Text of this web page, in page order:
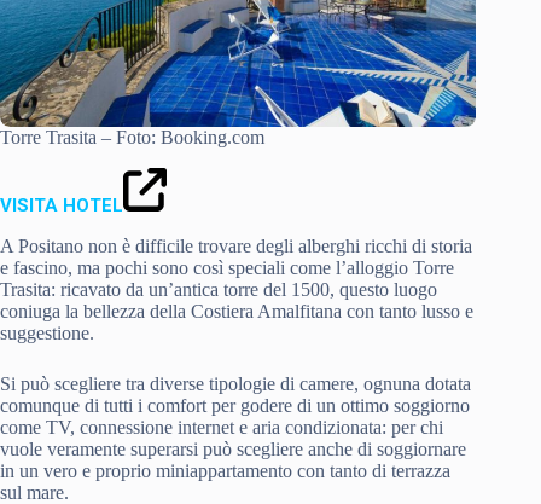
Torre Trasita – Foto: Booking.com
VISITA HOTEL
A Positano non è difficile trovare degli alberghi ricchi di storia
e fascino, ma pochi sono così speciali come l’alloggio Torre
Trasita: ricavato da un’antica torre del 1500, questo luogo
coniuga la bellezza della Costiera Amalfitana con tanto lusso e
suggestione.
Si può scegliere tra diverse tipologie di camere, ognuna dotata
comunque di tutti i comfort per godere di un ottimo soggiorno
come TV, connessione internet e aria condizionata: per chi
vuole veramente superarsi può scegliere anche di soggiornare
in un vero e proprio miniappartamento con tanto di terrazza
sul mare.